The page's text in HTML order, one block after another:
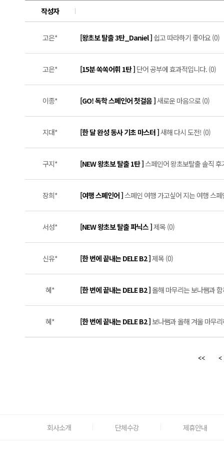
작성자
고은* [왕초보 탈출 3탄_Daniel ] 쉽고 따라하기 좋아요 (0)
고은* [15분 쏙쏙어휘 1탄 ] 단어 공부에 효과적입니다. (0)
이종* [GO! 독학 스페인어 첫걸음 ]새로운 마음으로 (0)
지대* [한 달 완성 동사 기초 마스터 ]새해 다시 도전! (0)
구지* [NEW 왕초보 탈출 1탄 ]스페인어 왕초보탈출 솔직 후
장희* [여행 스페인어 ]스페인 여행 가고싶어 지는 여행 스
서성* [NEW 왕초보 탈출 파닉스 ]제목 (0)
신유* [한 번에 끝내는 DELE B2 ]제목 (0)
혜* [한 번에 끝내는 DELE B2 ]올해 마무리는 보나쌤과
혜* [한 번에 끝내는 DELE B2 ]보나쌤과 올해 겨울 마무
회사소개 단체수강 제휴안내